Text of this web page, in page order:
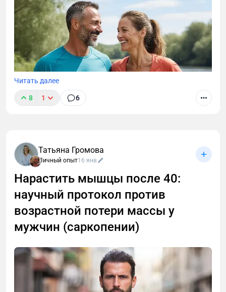
После 40 вес не уходит, а диеты не работают?
Узнайте, как разогнать метаболизм заставить тело
сжигать жир. Научный протокол от фитнес-
эксперта: питание без голода, тренировки для
восстановления. Стратегия, которая сохранит
мышцы и даст энергию.
Читать далее
8 1 6
Татьяна Громова
Личный опыт16 янв
Нарастить мышцы после 40:
научный протокол против
возрастной потери массы у
мужчин (саркопении)